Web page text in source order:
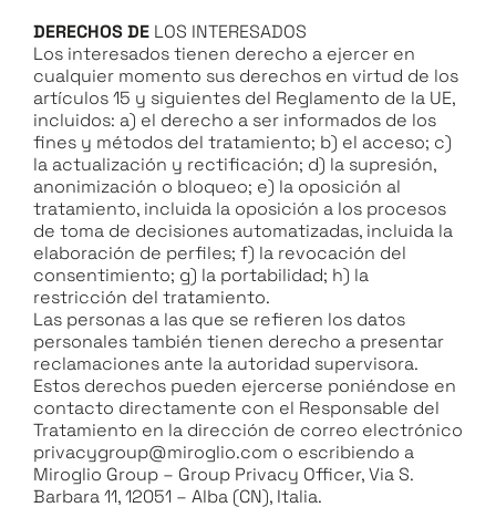
DERECHOS DELOS INTERESADOS
Los interesados tienen derecho a ejercer en
cualquier momento sus derechos en virtud de los
artículos 15 y siguientes del Reglamento de la UE,
incluidos: a) el derecho a ser informados de los
fines y métodos del tratamiento; b) el acceso; c)
la actualización y rectificación; d) la supresión,
anonimización o bloqueo; e) la oposición al
tratamiento, incluida la oposición a los procesos
de toma de decisiones automatizadas, incluida la
elaboración de perfiles; f) la revocación del
consentimiento; g) la portabilidad; h) la
restricción del tratamiento.
Las personas a las que se refieren los datos
personales también tienen derecho a presentar
reclamaciones ante la autoridad supervisora.
Estos derechos pueden ejercerse poniéndose en
contacto directamente con el Responsable del
Tratamiento en la dirección de correo electrónico
privacygroup@miroglio.com o escribiendo a
Miroglio Group – Group Privacy Officer, Via S.
Barbara 11, 12051 – Alba (CN), Italia.